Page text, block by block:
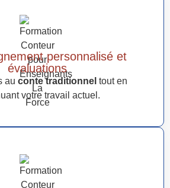
personnalisé et
évaluations
au conte traditionnel tout en
votre travail actuel.